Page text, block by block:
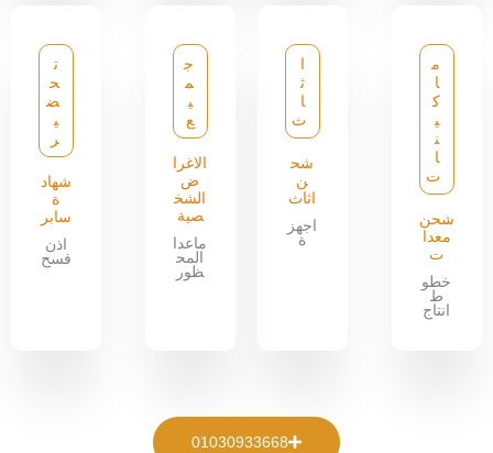
م
ا
ك
ي
ن
ا
ت
شحن
معدا
ت
خطو
ط
انتاج
ث
ا
ث
شح
ن
اثاث
اجهز
ة
ج
م
ي
ع
الاغرا
ض
الشخ
صية
ماعدا
المح
ظور
ت
ح
ض
ي
ر
شهاد
ة
سابر
اذن
فسح
01030933668